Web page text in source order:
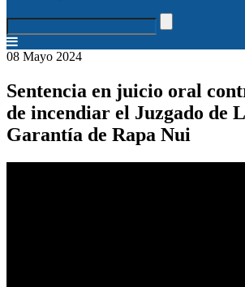
08 Mayo 2024
Sentencia en juicio oral
de incendiar el Juzgado de
Garantía de Rapa Nui